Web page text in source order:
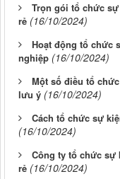
Trọn gói tổ chức
rẻ (16/10/2024)
Hoạt động tổ chức
nghiệp (16/10/2024)
Một số điều tổ
lưu ý (16/10/2024)
Cách tổ chức sự
(16/10/2024)
Công ty tổ chức sự
rẻ (16/10/2024)